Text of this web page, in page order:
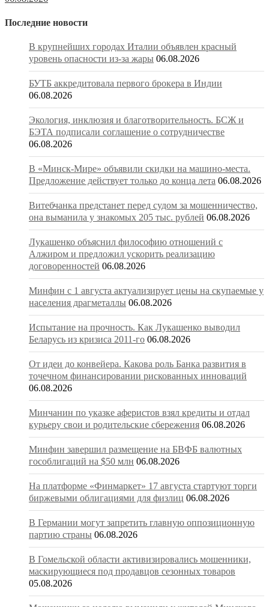
Последние новости
В крупнейших городах Италии объявлен красный
уровень опасности из-за жары 06.08.2026
БУТБ аккредитовала первого брокера в Индии
06.08.2026
Экология, инклюзия и благотворительность. БСЖ и
БЭТА подписали соглашение о сотрудничестве
06.08.2026
В «Минск-Мире» объявили скидки на машино-места.
Предложение действует только до конца лета 06.08.2026
Витебчанка предстанет перед судом за мошенничество,
она выманила у знакомых 205 тыс. рублей 06.08.2026
Лукашенко объяснил философию отношений с
Алжиром и предложил ускорить реализацию
договоренностей 06.08.2026
Минфин с 1 августа актуализирует цены на скупаемые у
населения драгметаллы 06.08.2026
Испытание на прочность. Как Лукашенко выводил
Беларусь из кризиса 2011-го 06.08.2026
От идеи до конвейера. Какова роль Банка развития в
точечном финансировании рискованных инноваций
06.08.2026
Минчанин по указке аферистов взял кредиты и отдал
курьеру свои и родительские сбережения 06.08.2026
Минфин завершил размещение на БВФБ валютных
гособлигаций на $50 млн 06.08.2026
На платформе «Финмаркет» 17 августа стартуют торги
биржевыми облигациями для физлиц 06.08.2026
В Германии могут запретить главную оппозиционную
партию страны 06.08.2026
В Гомельской области активизировались мошенники,
маскирующиеся под продавцов сезонных товаров
05.08.2026